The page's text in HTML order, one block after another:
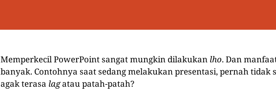
Memperkecil PowerPoint sangat mungkin dilakukan lho. Dan
banyak. Contohnya saat sedang melakukan presentasi, pernah tidak
agak terasa lagatau patah-patah?